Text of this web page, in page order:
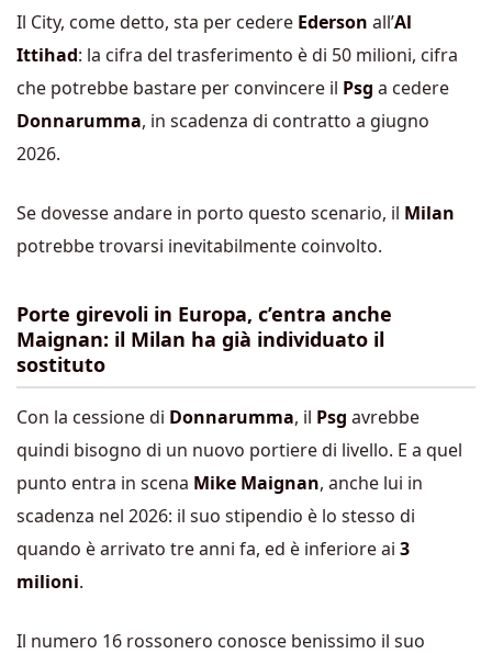
Il City, come detto, sta per cedere Ederson all’Al
Ittihad: la cifra del trasferimento è di 50 milioni, cifra
che potrebbe bastare per convincere il Psg a cedere
Donnarumma, in scadenza di contratto a giugno
2026.
Se dovesse andare in porto questo scenario, il Milan
potrebbe trovarsi inevitabilmente coinvolto.
Porte girevoli in Europa, c’entra anche
Maignan: il Milan ha già individuato il
sostituto
Con la cessione di Donnarumma, il Psg avrebbe
quindi bisogno di un nuovo portiere di livello. E a quel
punto entra in scena Mike Maignan, anche lui in
scadenza nel 2026: il suo stipendio è lo stesso di
quando è arrivato tre anni fa, ed è inferiore ai 3
milioni.
Il numero 16 rossonero conosce benissimo il suo